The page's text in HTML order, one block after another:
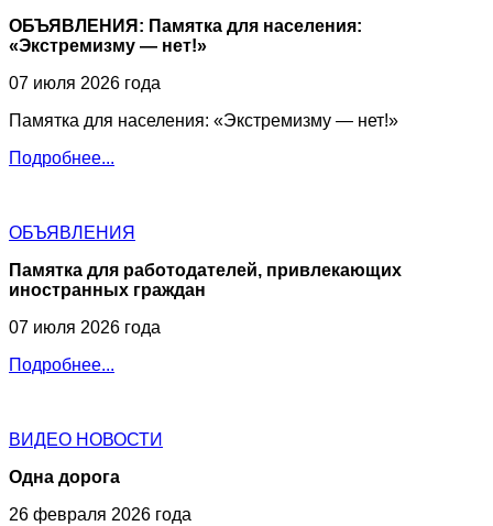
ОБЪЯВЛЕНИЯ: Памятка для населения:
«Экстремизму — нет!»
07 июля 2026 года
Памятка для населения: «Экстремизму — нет!»
Подробнее...
ОБЪЯВЛЕНИЯ
Памятка для работодателей, привлекающих
иностранных граждан
07 июля 2026 года
Подробнее...
ВИДЕО НОВОСТИ
Одна дорога
26 февраля 2026 года